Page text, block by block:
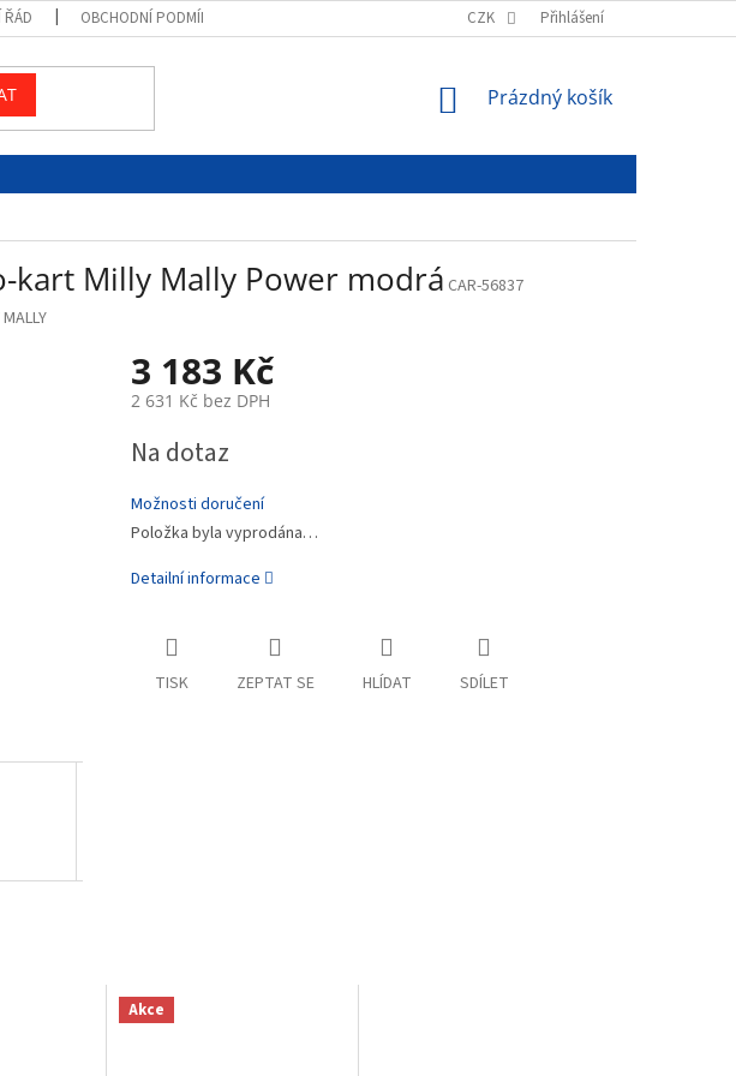
ŘÁD OBCHODNÍ PODMÍNKY PODMÍNKY OCHRANY OSOBNÍCH ÚDAJŮ
CZK Přihlášení
NÁKUPNÍ
Prázdný košík
kart Milly Mally Power modrá CAR-56837
3 183 Kč
2 631 Kč bez DPH
cena:
Na dotaz
Možnosti doručení
Položka byla vyprodána…
Detailní informace
TISK ZEPTAT SE HLÍDAT SDÍLET
Akce